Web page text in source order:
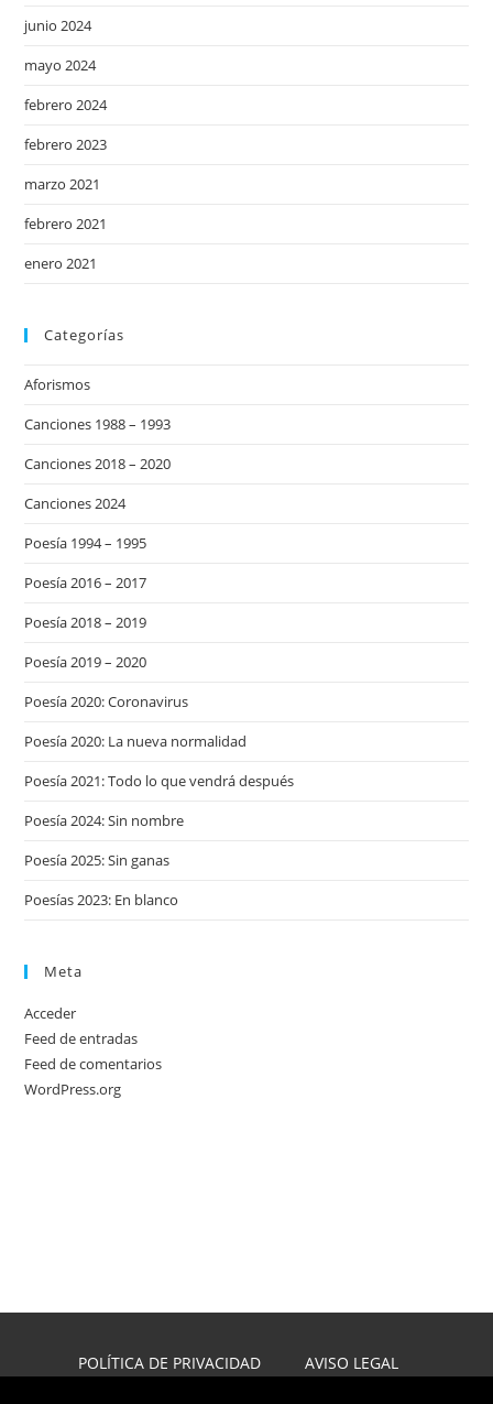
junio 2024
mayo 2024
febrero 2024
febrero 2023
marzo 2021
febrero 2021
enero 2021
Categorías
Aforismos
Canciones 1988 – 1993
Canciones 2018 – 2020
Canciones 2024
Poesía 1994 – 1995
Poesía 2016 – 2017
Poesía 2018 – 2019
Poesía 2019 – 2020
Poesía 2020: Coronavirus
Poesía 2020: La nueva normalidad
Poesía 2021: Todo lo que vendrá después
Poesía 2024: Sin nombre
Poesía 2025: Sin ganas
Poesías 2023: En blanco
Meta
Acceder
Feed de entradas
Feed de comentarios
WordPress.org
POLÍTICA DE PRIVACIDAD
AVISO LEGAL